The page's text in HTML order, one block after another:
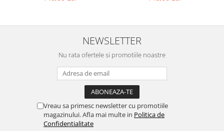
NEWSLETTER
Nu rata ofertele si promotiile noastre
Vreau sa primesc newsletter cu promotiile
magazinului. Afla mai multe in Politica de
Confidentialitate